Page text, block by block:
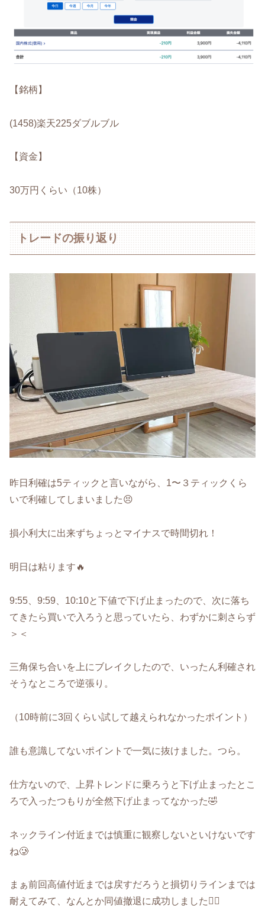
【銘柄】
(1458)楽天225ダブルブル
【資金】
30万円くらい（10株）
トレードの振り返り
昨日利確は5ティックと言いながら、1〜３ティックくら
いで利確してしまいました😣
損小利大に出来ずちょっとマイナスで時間切れ！
明日は粘ります🔥
9:55、9:59、10:10と下値で下げ止まったので、次に落ち
てきたら買いで入ろうと思っていたら、わずかに刺さらず
＞＜
三角保ち合いを上にブレイクしたので、いったん利確され
そうなところで逆張り。
（10時前に3回くらい試して越えられなかったポイント）
誰も意識してないポイントで一気に抜けました。つら。
仕方ないので、上昇トレンドに乗ろうと下げ止まったとこ
ろで入ったつもりが全然下げ止まってなかった🤣
ネックライン付近までは慎重に観察しないといけないです
ね🥲
まぁ前回高値付近までは戻すだろうと損切りラインまでは
耐えてみて、なんとか同値撤退に成功しました😮‍💨